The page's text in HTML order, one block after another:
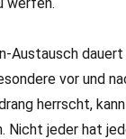
Austausch dauert
vor und
herrscht,
Nicht jeder hat